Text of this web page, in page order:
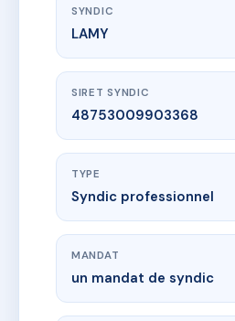
SYNDIC
LAMY
SIRET SYNDIC
48753009903368
TYPE
Syndic professionnel
MANDAT
un mandat de syndic